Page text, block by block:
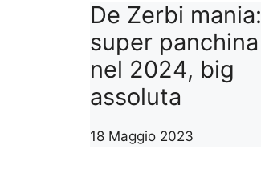
De Zerbi mania:
super panchina
nel 2024, big
assoluta
18 Maggio 2023